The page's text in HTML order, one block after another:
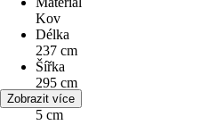
Kov
Délka
237 cm
Šířka
295 cm
Výška
5 cm
Zobrazit více